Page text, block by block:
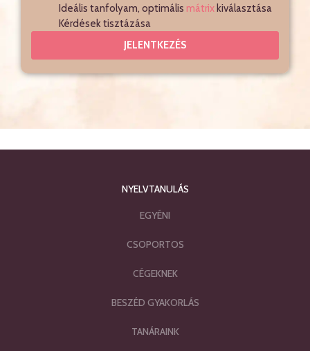
Ideális tanfolyam, optimális mátrix kiválasztása
Kérdések tisztázása
JELENTKEZÉS
NYELVTANULÁS
EGYÉNI
CSOPORTOS
CÉGEKNEK
BESZÉD GYAKORLÁS
TANÁRAINK